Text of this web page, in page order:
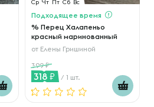
Ср Чт Пт Сб Вс
Подходящее время
% Перец Халапеньо
красный маринованный
от Елены Гришиной
399
318 / 1 шт.